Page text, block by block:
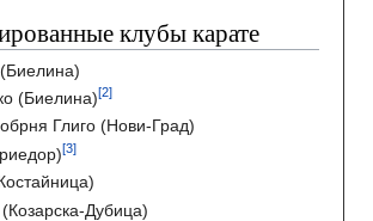
клубы карате
(Биелина)
Глиго (Нови-Град)
Дубица)